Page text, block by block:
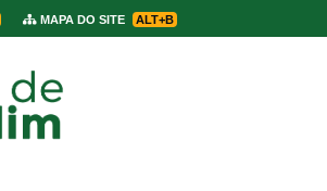
MAPA DO SITE ALT+B